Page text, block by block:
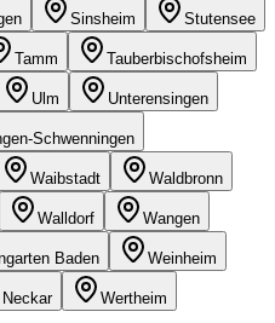
Sinsheim Stutensee
Tamm Tauberbischofsheim
Ulm Unterensingen
Schwenningen
Waibstadt Waldbronn
Walldorf Wangen
Baden Weinheim
Wertheim